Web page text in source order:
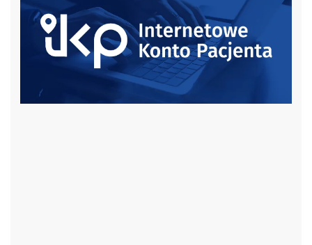
czytaj więcej